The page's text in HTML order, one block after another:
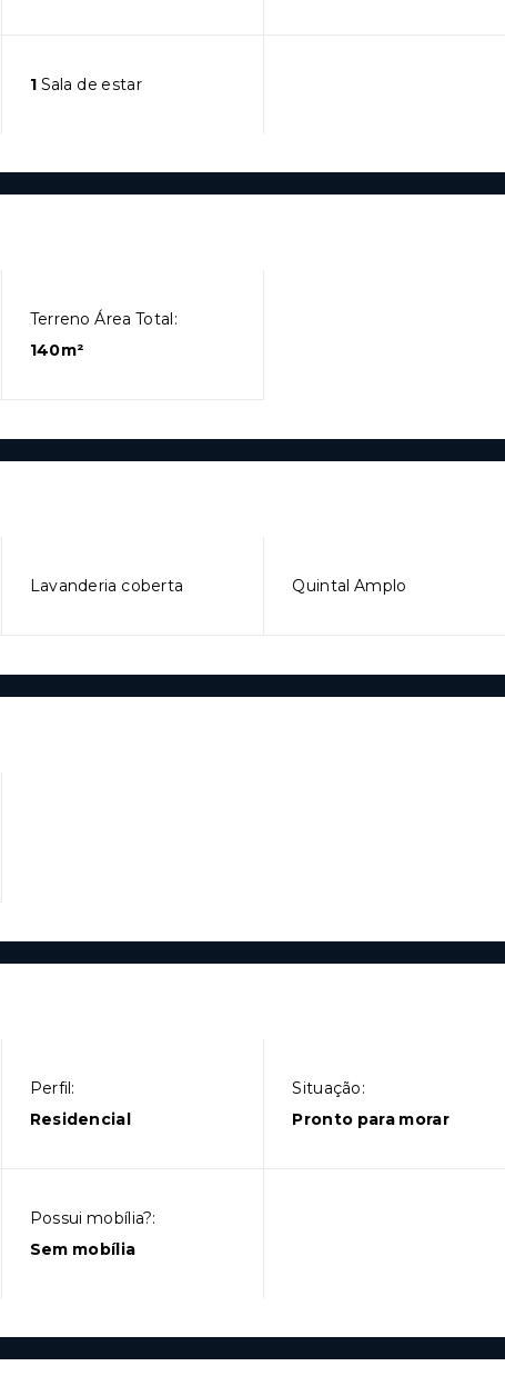
1Sala de estar
Terreno Área Total:
140m²
Lavanderia coberta Quintal Amplo
Perfil:
Residencial
Situação:
Pronto para morar
Possui mobília?:
Sem mobília